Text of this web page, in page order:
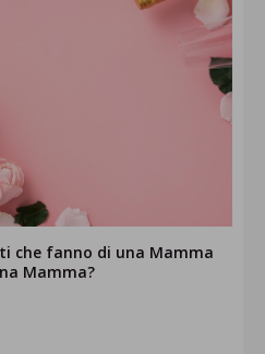
che fanno di una Mamma
Mamma?